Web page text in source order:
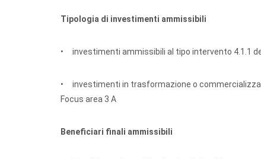
Tipologia di investimenti ammissibili
• investimenti ammissibili al tipo intervento 4.1.1
• investimenti in trasformazione o
Focus area 3 A
Beneficiari finali ammissibili